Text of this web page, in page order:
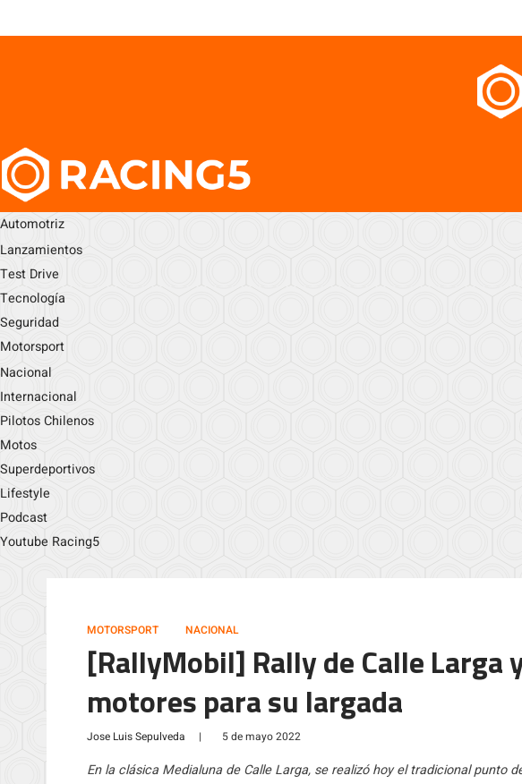
Automotriz
Lanzamientos
Test Drive
Tecnología
Seguridad
Motorsport
Nacional
Internacional
Pilotos Chilenos
Motos
Superdeportivos
Lifestyle
Podcast
Youtube Racing5
MOTORSPORT NACIONAL
[RallyMobil] Rally de Calle Larga
motores para su largada
Jose Luis Sepulveda | 5 de mayo 2022
En la clásica Medialuna de Calle Larga, se realizó hoy el tradicional punto